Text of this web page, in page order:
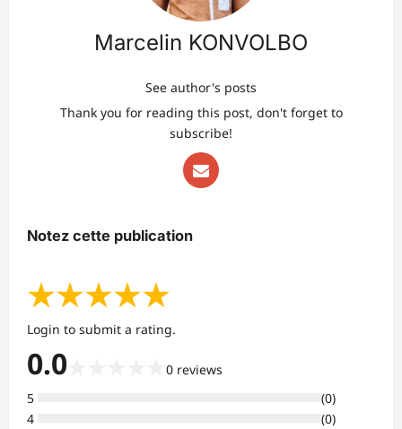
Marcelin KONVOLBO
See author's posts
Thank you for reading this post, don't forget to
subscribe!
Notez cette publication
★★★★★
Login to submit a rating.
0.0 0 reviews
5
(0)
4
(0)